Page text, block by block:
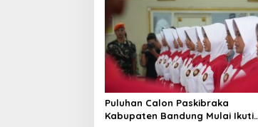
Puluhan Calon Paskibraka
Kabupaten Bandung Mulai Ikuti